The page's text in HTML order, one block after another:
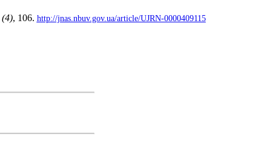
(4), 106. http://jnas.nbuv.gov.ua/article/UJRN-0000409115